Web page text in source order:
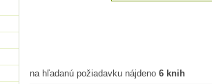
na hľadanú požiadavku nájdeno 6 knih